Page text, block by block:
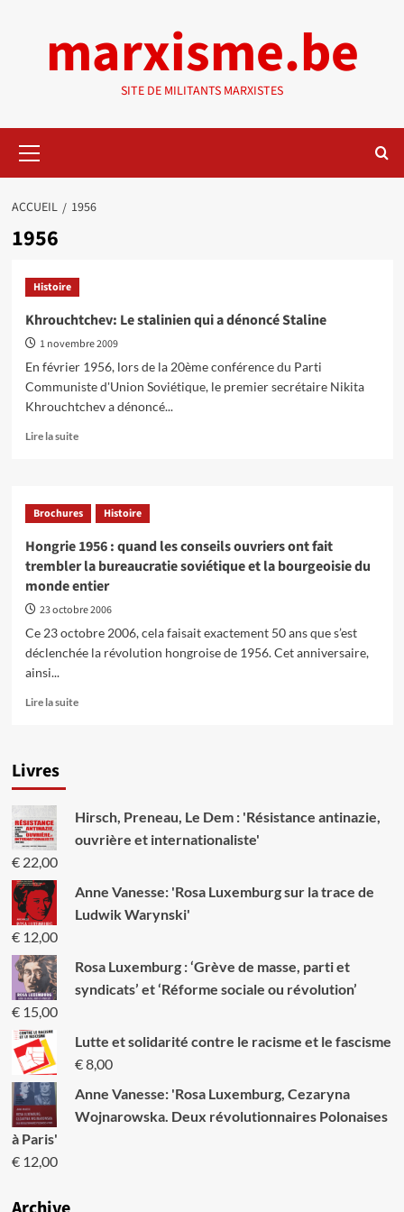
marxisme.be
SITE DE MILITANTS MARXISTES
principal
ACCUEIL 1956
1956
Histoire
Khrouchtchev: Le stalinien qui a dénoncé Staline
1 novembre 2009
En février 1956, lors de la 20ème conférence du Parti
Communiste d'Union Soviétique, le premier secrétaire Nikita
Khrouchtchev a dénoncé...
Lire la suiteEn
Khrouchtchev:
Le
qui
a
dénoncé
Staline
Brochures Histoire
Hongrie 1956 : quand les conseils ouvriers ont fait
trembler la bureaucratie soviétique et la bourgeoisie du
monde entier
23 octobre 2006
Ce 23 octobre 2006, cela faisait exactement 50 ans que s’est
déclenchée la révolution hongroise de 1956. Cet anniversaire,
ainsi...
Lire la suiteEn
quand
les
ont
trembler
soviétique
et
du
monde
Livres
Hirsch, Preneau, Le Dem : 'Résistance antinazie,
ouvrière et internationaliste'
€22,00
Anne Vanesse: 'Rosa Luxemburg sur la trace de
Ludwik Warynski'
€12,00
Rosa Luxemburg : ‘Grève de masse, parti et
syndicats’ et ‘Réforme sociale ou révolution’
€15,00
Lutte et solidarité contre le racisme et le fascisme
€8,00
Anne Vanesse: 'Rosa Luxemburg, Cezaryna
Wojnarowska. Deux révolutionnaires Polonaises
à Paris'
€12,00